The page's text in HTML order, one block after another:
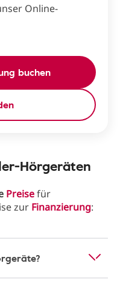
Online-
buchen
Hörgeräten
Preisefür
zur Finanzierung: